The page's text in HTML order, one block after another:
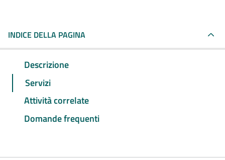
INDICE DELLA PAGINA
Descrizione
Servizi
Attività correlate
Domande frequenti